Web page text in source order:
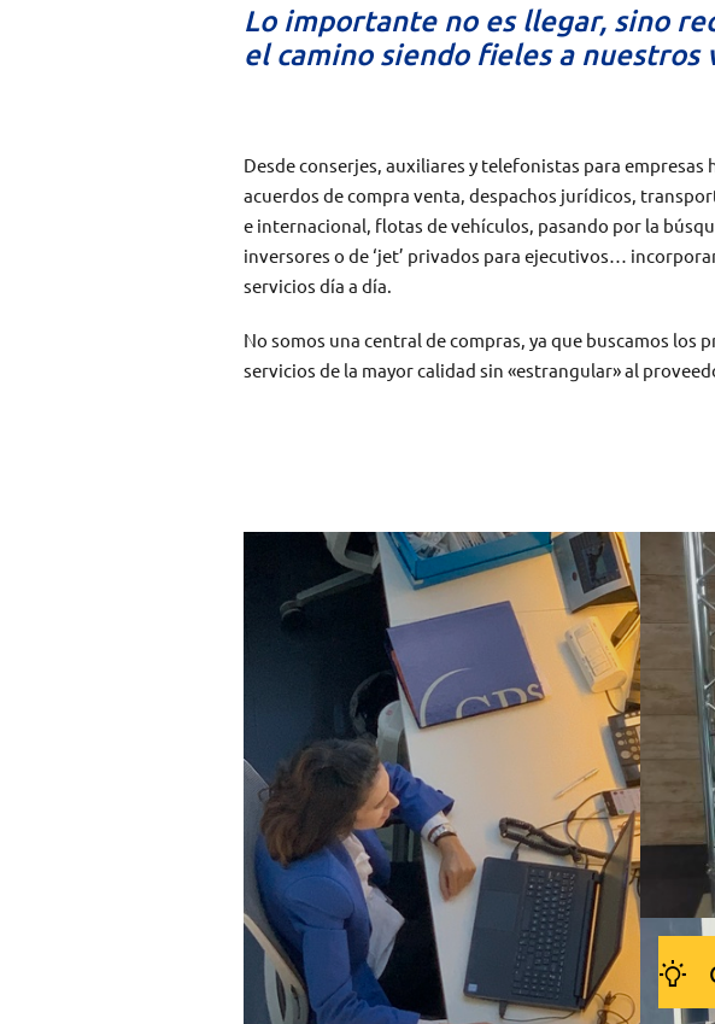
Lo importante no es llegar, sino
el camino siendo fieles a nuestros
Desde conserjes, auxiliares y telefonistas para empresas
acuerdos de compra venta, despachos jurídicos,
e internacional, flotas de vehículos, pasando por la
inversores o de ‘jet’ privados para ejecutivos…
servicios día a día.
No somos una central de compras, ya que buscamos los
servicios de la mayor calidad sin «estrangular» al